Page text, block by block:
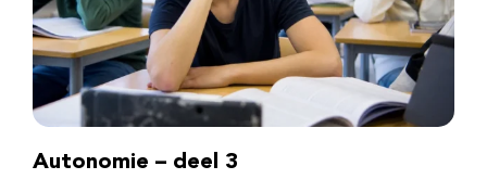
Autonomie – deel 3